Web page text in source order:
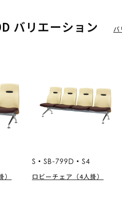
バリエーション バ
S・SB-799D・S4
ロビーチェア（4人掛）